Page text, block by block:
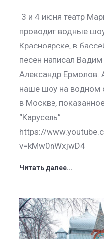
3 и 4 июня театр
проводит водные
Красноярске, в
песен написал
Александр Ермолов.
наше шоу на водном
в Москве,
“Карусель”
https://
v=kMw0nWxjwD4
Читать далее...